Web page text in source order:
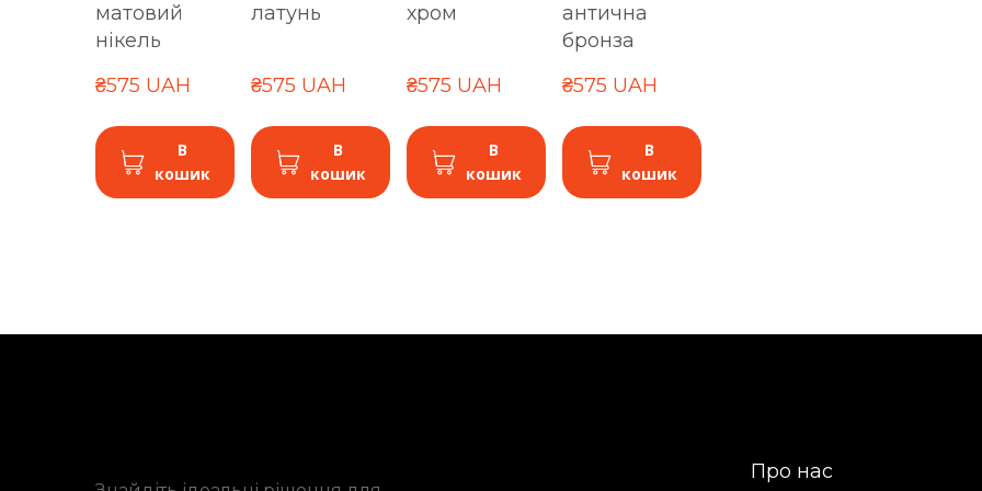
матовий
нікель
₴575 UAH
В
кошик
латунь
₴575 UAH
В
кошик
хром
₴575 UAH
В
кошик
антична
бронза
₴575 UAH
В
кошик
Про нас